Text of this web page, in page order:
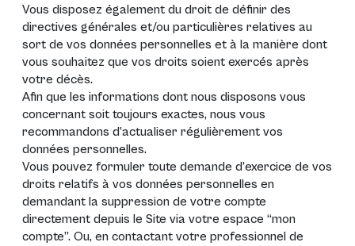
Vous disposez également du droit de définir des
directives générales et/ou particulières relatives au
sort de vos données personnelles et à la manière dont
vous souhaitez que vos droits soient exercés après
votre décès.
Afin que les informations dont nous disposons vous
concernant soit toujours exactes, nous vous
recommandons d’actualiser régulièrement vos
données personnelles.
Vous pouvez formuler toute demande d’exercice de vos
droits relatifs à vos données personnelles en
demandant la suppression de votre compte
directement depuis le Site via votre espace “mon
compte”. Ou, en contactant votre professionnel de